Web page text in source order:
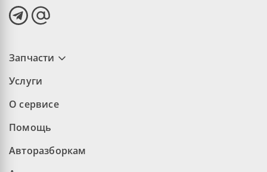
Запчасти
Услуги
О сервисе
Помощь
Авторазборкам